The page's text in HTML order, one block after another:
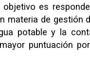
objetivo es
materia de gestión
potable y la
puntuación